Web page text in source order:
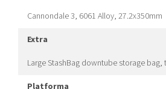
Cannondale 3, 6061 Alloy, 27.2x350mm
extra
Large StashBag downtube storage bag,